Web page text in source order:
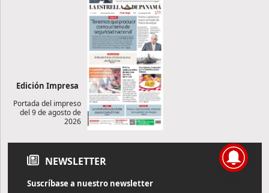
Edición Impresa
Portada del impreso
del 9 de agosto de
2026
NEWSLETTER
Suscríbase a nuestro newsletter